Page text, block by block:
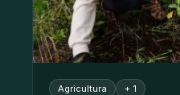
Agricultura + 1